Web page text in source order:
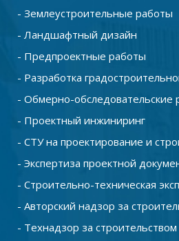
- Землеустроительные работы
- Ландшафтный дизайн
- Предпроектные работы
- Разработка
- Обмерно-обследовательские
- Проектный инжиниринг
- СТУ на проектирование и
- Экспертиза проектной
- Строительно-техническая
- Авторский надзор за
- Технадзор за строительством